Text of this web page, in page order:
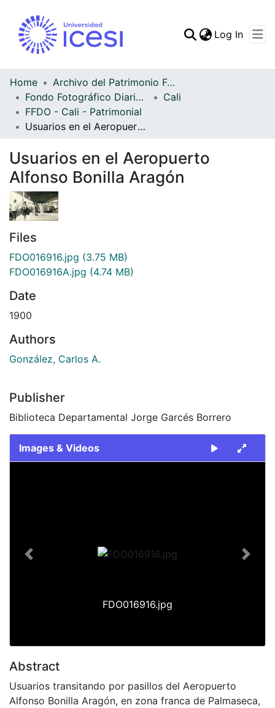
Statistics
Log In
Home
Archivo del Patrimonio Fotográfico y Fílmico del Valle del Cauca
Fondo Fotográfico Diario Occidente
Cali
FFDO - Cali - Patrimonial
Usuarios en el Aeropuerto Alfonso Bonilla Aragón
Usuarios en el Aeropuerto
Alfonso Bonilla Aragón
Files
FDO016916.jpg (3.75 MB)
FDO016916A.jpg (4.74 MB)
Date
1900
Authors
González, Carlos A.
Publisher
Biblioteca Departamental Jorge Garcés Borrero
Images & Videos
FDO016916.jpg
Previous Next
Abstract
Usuarios transitando por pasillos del Aeropuerto
Alfonso Bonilla Aragón, en zona franca de Palmaseca,